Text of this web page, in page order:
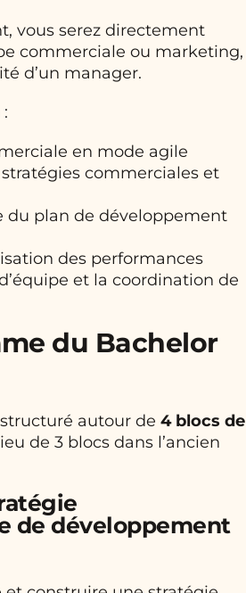
vous serez directement
commerciale ou marketing,
d’un manager.
en mode agile
commerciales et
du plan de développement
des performances
et la coordination de
du Bachelor
autour de 4 blocs de
de 3 blocs dans l’ancien
de développement